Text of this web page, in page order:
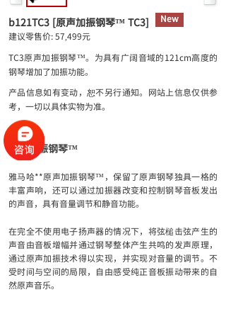
b121TC3 [原声加振钢琴™ TC3]
New
建议零售价: 57,499元
TC3原声加振钢琴™。为具有广阔音域的121cm高度的
钢琴增加了加振功能。
产品信息如有变动，恕不另行通知。网站上信息仅供参
考，一切以具体实物为准。
原声加振钢琴™
雅马哈**原声加振钢琴™，保留了原声钢琴独具一格的
丰富声响，还可以通过加振器改变和控制钢琴音板发出
的声音，具有音量调节和静音功能。
在完全不使用电子扬声器的情况下，将弦槌击弦产生的
声音由音板增幅并通过钢琴整体产生共鸣的发声原理，
通过原声加振技术得以实现，并实现对音量的调节。不
受时间与空间的局限，自由感受纯正音板振动带来的自
然原声音乐。